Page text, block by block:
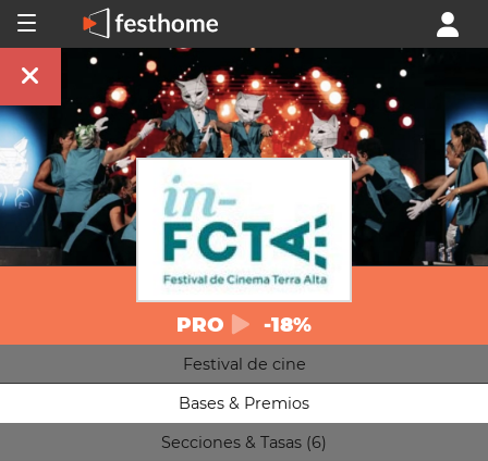
PRO -18%
Festival de cine
Bases & Premios
Secciones & Tasas (6)